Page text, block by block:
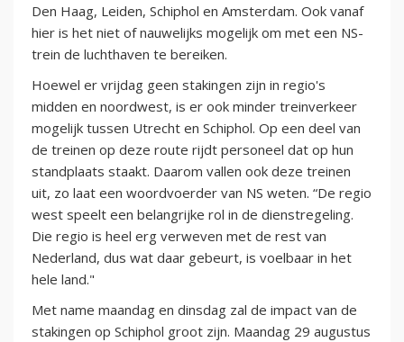
Den Haag, Leiden, Schiphol en Amsterdam. Ook vanaf
hier is het niet of nauwelijks mogelijk om met een NS-
trein de luchthaven te bereiken.
Hoewel er vrijdag geen stakingen zijn in regio's
midden en noordwest, is er ook minder treinverkeer
mogelijk tussen Utrecht en Schiphol. Op een deel van
de treinen op deze route rijdt personeel dat op hun
standplaats staakt. Daarom vallen ook deze treinen
uit, zo laat een woordvoerder van NS weten. “De regio
west speelt een belangrijke rol in de dienstregeling.
Die regio is heel erg verweven met de rest van
Nederland, dus wat daar gebeurt, is voelbaar in het
hele land."
Met name maandag en dinsdag zal de impact van de
stakingen op Schiphol groot zijn. Maandag 29 augustus